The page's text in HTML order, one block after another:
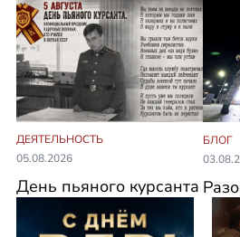
ДЕЯТЕЛЬНОСТЬ
05.08.2026
День пьяного курсанта
БЛОГ